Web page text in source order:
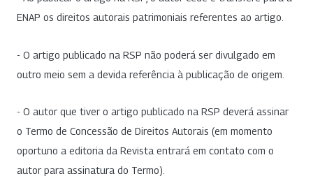
ENAP os direitos autorais patrimoniais referentes ao artigo.
- O artigo publicado na RSP não poderá ser divulgado em
outro meio sem a devida referência à publicação de origem.
- O autor que tiver o artigo publicado na RSP deverá assinar
o Termo de Concessão de Direitos Autorais (em momento
oportuno a editoria da Revista entrará em contato com o
autor para assinatura do Termo).